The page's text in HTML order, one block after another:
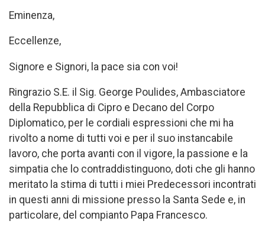
Eminenza,
Eccellenze,
Signore e Signori, la pace sia con voi!
Ringrazio S.E. il Sig. George Poulides, Ambasciatore
della Repubblica di Cipro e Decano del Corpo
Diplomatico, per le cordiali espressioni che mi ha
rivolto a nome di tutti voi e per il suo instancabile
lavoro, che porta avanti con il vigore, la passione e la
simpatia che lo contraddistinguono, doti che gli hanno
meritato la stima di tutti i miei Predecessori incontrati
in questi anni di missione presso la Santa Sede e, in
particolare, del compianto Papa Francesco.